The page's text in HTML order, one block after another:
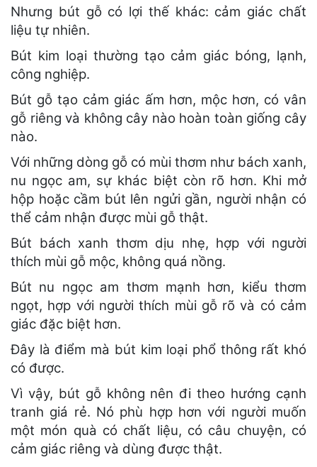
Nhưng bút gỗ có lợi thế khác: cảm giác chất
liệu tự nhiên.
Bút kim loại thường tạo cảm giác bóng, lạnh,
công nghiệp.
Bút gỗ tạo cảm giác ấm hơn, mộc hơn, có vân
gỗ riêng và không cây nào hoàn toàn giống cây
nào.
Với những dòng gỗ có mùi thơm như bách xanh,
nu ngọc am, sự khác biệt còn rõ hơn. Khi mở
hộp hoặc cầm bút lên ngửi gần, người nhận có
thể cảm nhận được mùi gỗ thật.
Bút bách xanh thơm dịu nhẹ, hợp với người
thích mùi gỗ mộc, không quá nồng.
Bút nu ngọc am thơm mạnh hơn, kiểu thơm
ngọt, hợp với người thích mùi gỗ rõ và có cảm
giác đặc biệt hơn.
Đây là điểm mà bút kim loại phổ thông rất khó
có được.
Vì vậy, bút gỗ không nên đi theo hướng cạnh
tranh giá rẻ. Nó phù hợp hơn với người muốn
một món quà có chất liệu, có câu chuyện, có
cảm giác riêng và dùng được thật.